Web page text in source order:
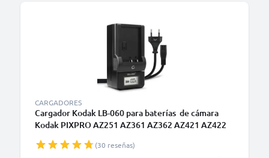
CARGADORES
Cargador Kodak LB-060 para baterías de cámara
Kodak PIXPRO AZ251 AZ361 AZ362 AZ421 AZ422
de CELLONIC
(30 reseñas)